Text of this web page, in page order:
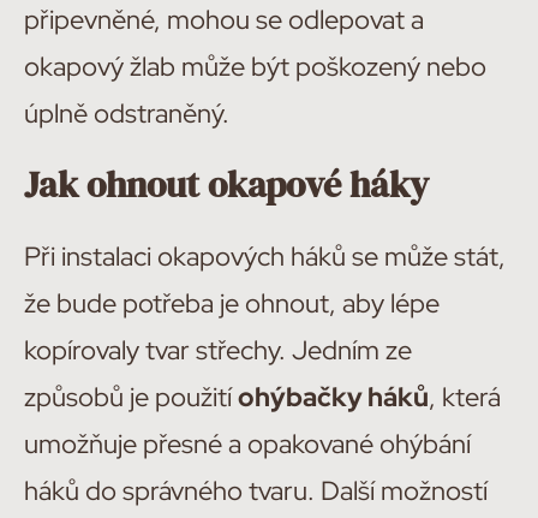
připevněné, mohou se odlepovat a
okapový žlab může být poškozený nebo
úplně odstraněný.
Jak ohnout okapové háky
Při instalaci okapových háků se může stát,
že bude potřeba je ohnout, aby lépe
kopírovaly tvar střechy. Jedním ze
způsobů je použitíohýbačky háků, která
umožňuje přesné a opakované ohýbání
háků do správného tvaru. Další možností